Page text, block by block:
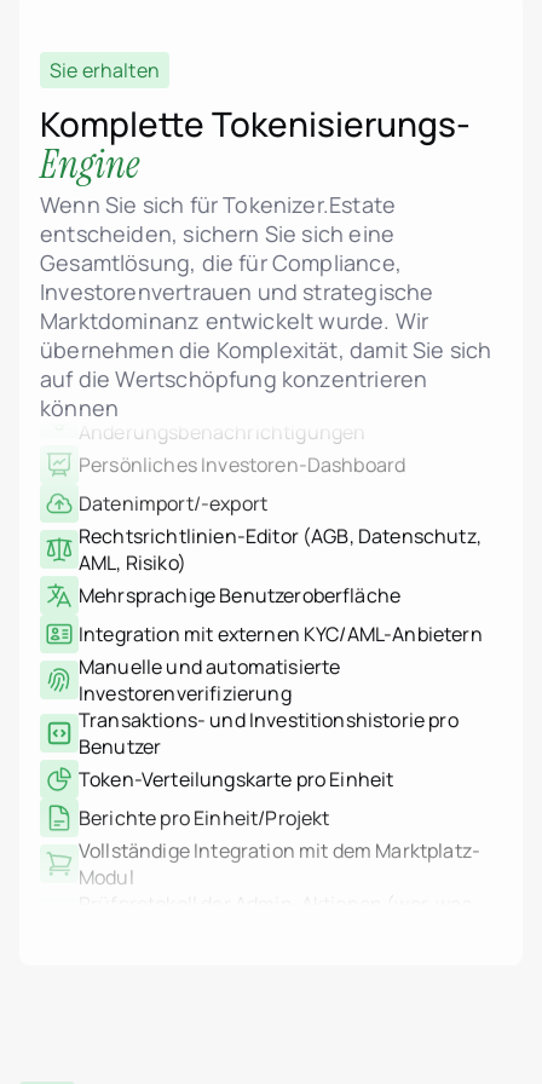
Sie erhalten
Komplette Tokenisierungs-
Engine
Wenn Sie sich für Tokenizer.Estate
entscheiden, sichern Sie sich eine
Gesamtlösung, die für Compliance,
Investorenvertrauen und strategische
Marktdominanz entwickelt wurde. Wir
übernehmen die Komplexität, damit Sie sich
auf die Wertschöpfung konzentrieren
können
MiCA-konforme Smart-Contract-Logik
Bruchteilseigentum an Immobilien
Admin-Dashboard für Einheiten- und
Projektverwaltung
Dynamische Preisgestaltung, Phasen und
Statuskontrolle
Grundrisse, Visualisierungen und rechtliche
PDFs hochladen
Interaktive Einheitengalerie mit Echtzeit-
Status
Admin- und Investoren-
Änderungsbenachrichtigungen
Persönliches Investoren-Dashboard
Datenimport/-export
Rechtsrichtlinien-Editor (AGB, Datenschutz,
AML, Risiko)
Mehrsprachige Benutzeroberfläche
Integration mit externen KYC/AML-Anbietern
Manuelle und automatisierte
Investorenverifizierung
Transaktions- und Investitionshistorie pro
Benutzer
Token-Verteilungskarte pro Einheit
Berichte pro Einheit/Projekt
Vollständige Integration mit dem Marktplatz-
Modul
Prüfprotokoll der Admin-Aktionen (wer, was,
wann)
Immobilien-
Finanzinstitute
Vermögende
Albanien
Kroatien
Frankreich
Georgien
Griechenland
Indonesien
Italien
Montenegro
Portugal
Saudi-Arabien
Serbien
Spanien
Thailand
Weltweit
Anwendungsfälle
Wie Tokenisierung
Tokenizer.Estate